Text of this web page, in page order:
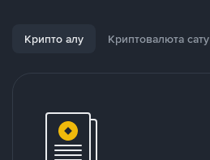
Крипто алу Криптовалюта сату